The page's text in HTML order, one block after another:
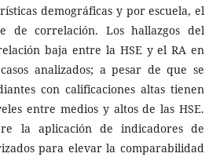
demográficas y por escuela, el
de correlación. Los hallazgos del
baja entre la HSE y el RA en
analizados; a pesar de que se
con calificaciones altas tienen
entre medios y altos de las HSE.
la aplicación de indicadores de
para elevar la comparabilidad